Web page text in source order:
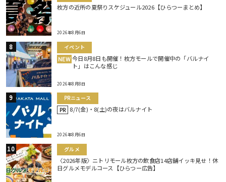
枚方の近所の夏祭りスケジュール2026【ひらつーまとめ】
2026年8月6日
イベント
NEW 今日8月8日も開催！枚方モールで開催中の「バルナイ
ト」はこんな感じ
2026年8月8日
PRニュース
PR 8/7(金)・8(土)の夜はバルナイト
2026年8月6日
グルメ
〈2026年版〉ニトリモール枚方の飲食店14店舗イッキ見せ！休
日グルメモデルコース【ひらつー広告】